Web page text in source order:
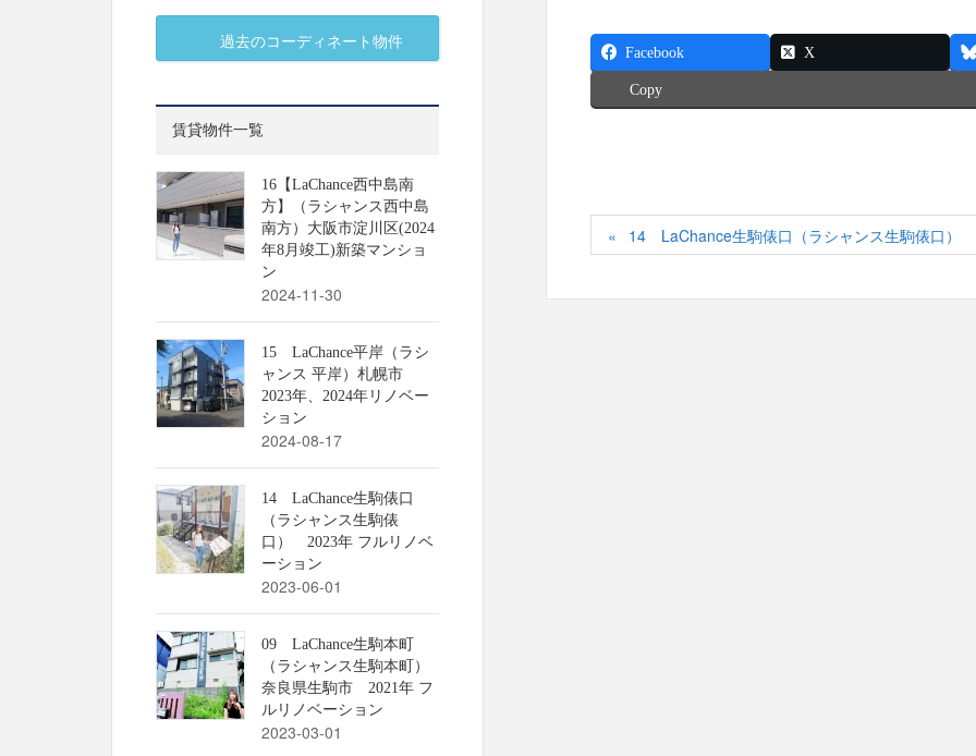
Facebook X
Copy
14 LaChance生駒俵口（ラシャンス生駒俵口）
過去のコーディネート物件
賃貸物件一覧
16【LaChance西中島南
方】（ラシャンス西中島
南方）大阪市淀川区(2024
年8月竣工)新築マンショ
ン
2024-11-30
15 LaChance平岸（ラシ
ャンス 平岸）札幌市
2023年、2024年リノベー
ション
2024-08-17
14 LaChance生駒俵口
（ラシャンス生駒俵
口） 2023年 フルリノベ
ーション
2023-06-01
09 LaChance生駒本町
（ラシャンス生駒本町）
奈良県生駒市 2021年 フ
ルリノベーション
2023-03-01